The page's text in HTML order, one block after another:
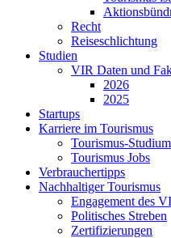
Recht
Reiseschlichtung
Studien
VIR Daten und
2026
2025
Startups
Karriere im Tourismus
Tourismus-Studium
Tourismus Jobs
Verbrauchertipps
Nachhaltiger Tourismus
Engagement des
Politisches Streben
Zertifizierungen